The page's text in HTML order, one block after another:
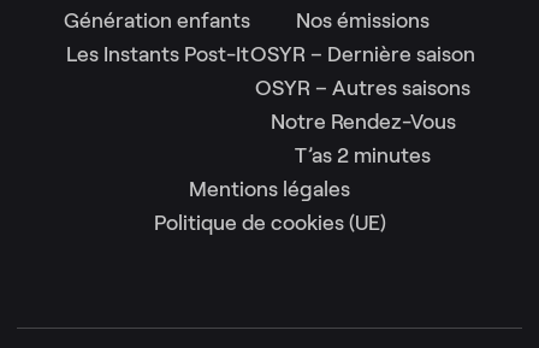
Génération enfants
Les Instants Post-It
Nos émissions
OSYR – Dernière saison
OSYR – Autres saisons
Notre Rendez-Vous
T’as 2 minutes
Mentions légales
Politique de cookies (UE)